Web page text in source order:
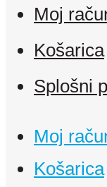
Moj
Košarica
Splošni
Moj
Košarica